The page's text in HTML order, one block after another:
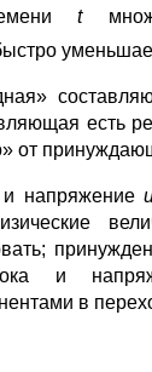
t
есть
от
напряжение
и
в